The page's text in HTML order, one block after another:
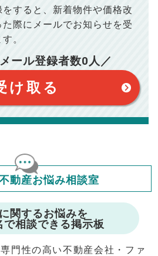
100,050 円
利均等返済方式で試算しています。
四捨五入にて計算しております。
り入れの全期間で金利が変わらない設
結果は、お借り入れを保証するものでは
イページでは
費の計算もできます
くまでも概算であり、手残り金額を
ません。
変更登記の費用、引っ越し費用、住
の手数料等は含まれておりませんの
引業法で定められた上限で計算して
×3%＋6万円＋消費税）
すると、 新着物件や価格改
際に メールでお知らせを受
。
ール登録者数0 人／
け取る
動産お悩み相談室
関するお悩みを
で相談できる掲示板
門性の高い不動産会社・ファ